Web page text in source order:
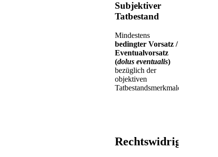
Subjektiver
Tatbestand
Mindestens
bedingter Vorsatz /
Eventualvorsatz
(dolus eventualis)
bezüglich der
objektiven
Tatbestandsmerkmale.
Rechtswidrigkeit